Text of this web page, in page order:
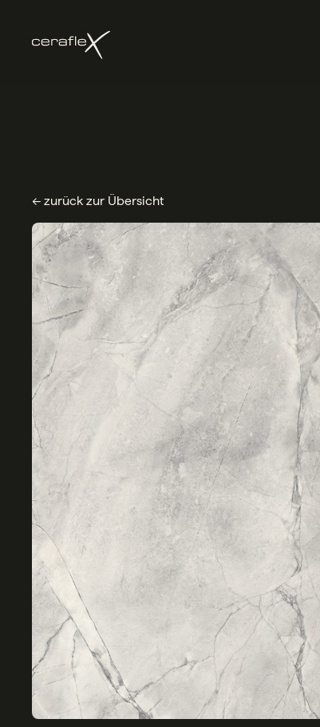
← zurück zur Übersicht